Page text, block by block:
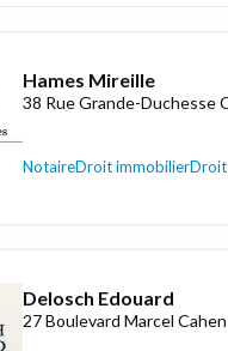
Hames Mireille
38 Rue Grande-Duchesse
NotaireDroit immobilierDroit
Delosch Edouard
27 Boulevard Marcel